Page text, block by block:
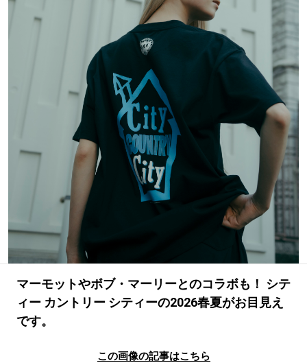
#ととけん #FASHION #MUSIC #MOVIE
#SNEAKER #OUTDOOR
マーモットやボブ・マーリーとのコラボも！ シテ
ィー カントリー シティーの2026春夏がお目見え
です。
この画像の記事はこちら